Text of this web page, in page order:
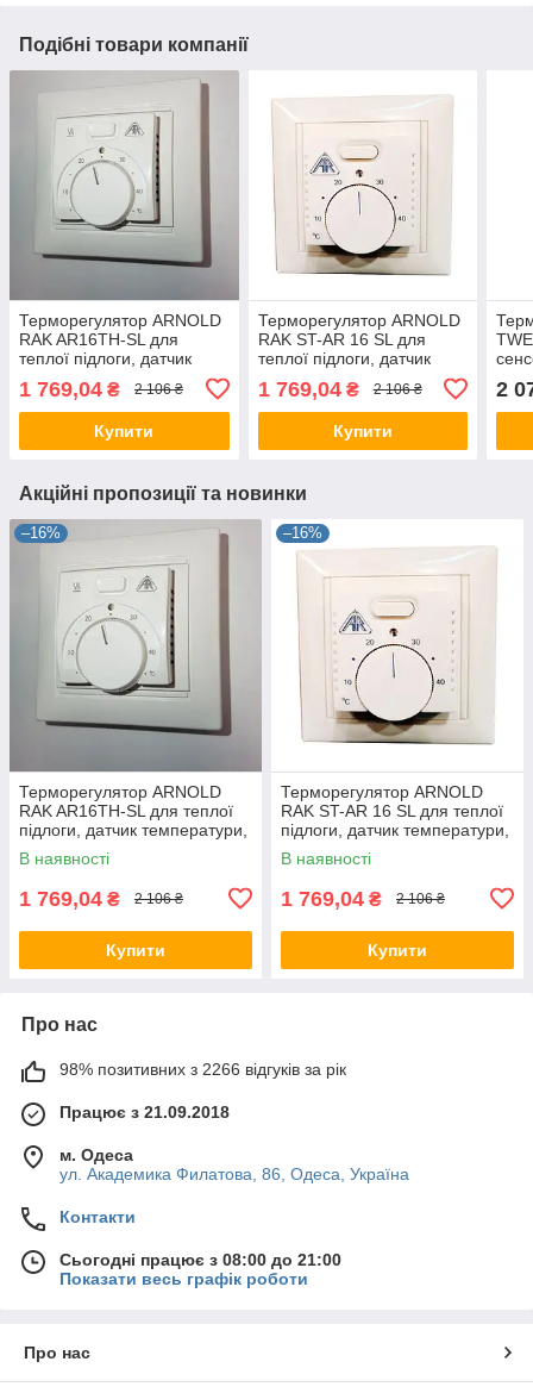
Подібні товари компанії
Терморегулятор ARNOLD
RAK AR16TH-SL для
теплої підлоги, датчик
температури, термостат
Арнольд Рак
1 769,04 ₴ 2 106 ₴
Купити
Терморегулятор ARNOLD
RAK ST-AR 16 SL для
теплої підлоги, датчик
температури, термостат
Арнольд Рак
1 769,04₴ 2 106 ₴
Купити
2
Акційні пропозиції та новинки
–16%
Терморегулятор ARNOLD
RAK AR16TH-SL для теплої
підлоги, датчик температури,
термостат Арнольд Рак
В наявності
1 769,04 ₴ 2 106 ₴
Купити
–16%
Терморегулятор ARNOLD
RAK ST-AR 16 SL для теплої
підлоги, датчик температури,
термостат Арнольд Рак
В наявності
1 769,04 ₴ 2 106 ₴
Купити
Про нас
98% позитивних з 2266 відгуків за рік
Працює з 21.09.2018
м. Одеса
ул. Академика Филатова, 86, Одеса, Україна
Контакти
Сьогодні працює з 08:00 до 21:00
Показати весь графік роботи
Про нас